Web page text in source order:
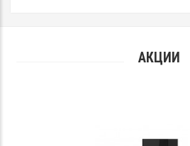
АКЦИИ